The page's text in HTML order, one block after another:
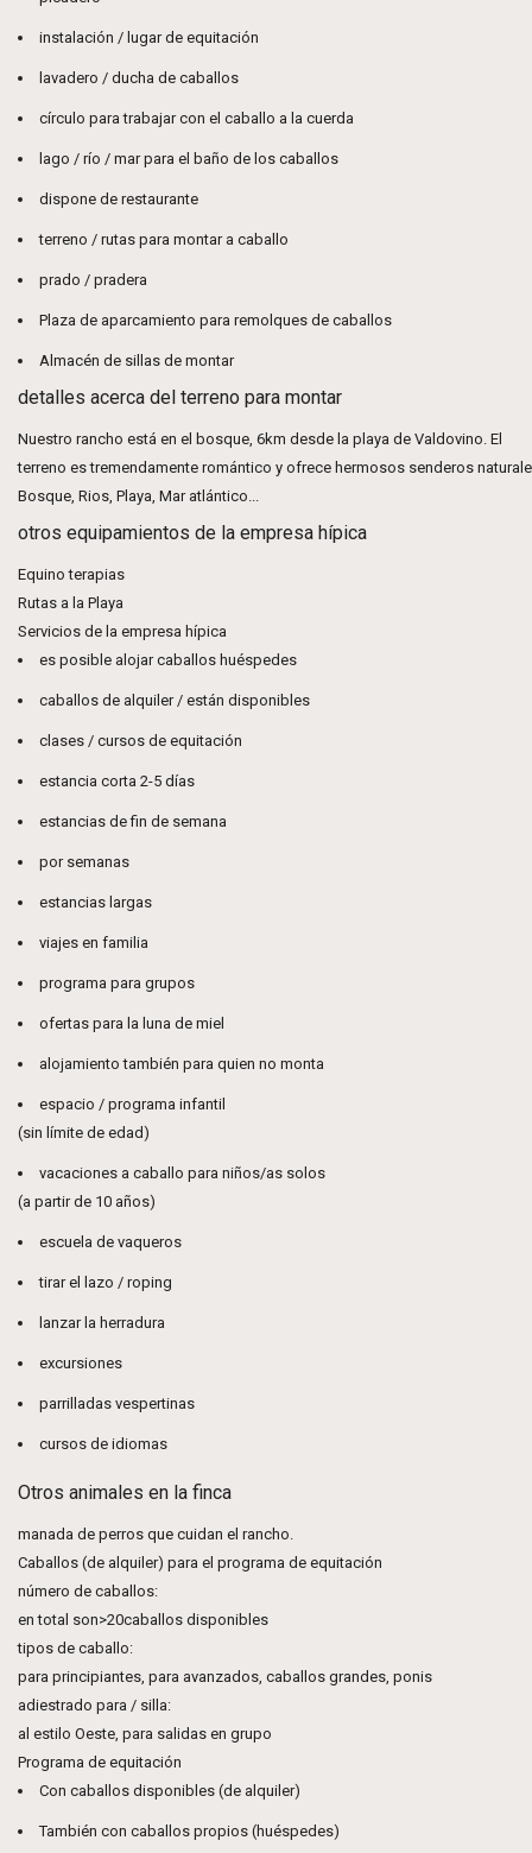
instalación / lugar de equitación
lavadero / ducha de caballos
círculo para trabajar con el caballo a la cuerda
lago / río / mar para el baño de los caballos
dispone de restaurante
terreno / rutas para montar a caballo
prado / pradera
Plaza de aparcamiento para remolques de caballos
Almacén de sillas de montar
detalles acerca del terreno para montar
Nuestro rancho está en el bosque, 6km desde la playa de Valdovino. El
terreno es tremendamente romántico y ofrece hermosos senderos
Bosque, Rios, Playa, Mar atlántico...
otros equipamientos de la empresa hípica
Equino terapias
Rutas a la Playa
Servicios de la empresa hípica
es posible alojar caballos huéspedes
caballos de alquiler / están disponibles
clases / cursos de equitación
estancia corta 2-5 días
estancias de fin de semana
por semanas
estancias largas
viajes en familia
programa para grupos
ofertas para la luna de miel
alojamiento también para quien no monta
espacio / programa infantil
(sin límite de edad)
vacaciones a caballo para niños/as solos
(a partir de 10 años)
escuela de vaqueros
tirar el lazo / roping
lanzar la herradura
excursiones
parrilladas vespertinas
cursos de idiomas
Otros animales en la finca
manada de perros que cuidan el rancho.
Caballos (de alquiler) para el programa de equitación
número de caballos:
en total son>20caballos disponibles
tipos de caballo:
para principiantes, para avanzados, caballos grandes, ponis
adiestrado para / silla:
al estilo Oeste, para salidas en grupo
Programa de equitación
Con caballos disponibles (de alquiler)
También con caballos propios (huéspedes)